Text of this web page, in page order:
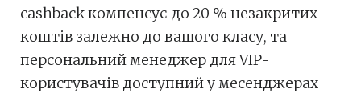
cashback компенсує до 20 % незакритих
коштів залежно до вашого класу, та
персональний менеджер для VIP-
користувачів доступний у месенджерах